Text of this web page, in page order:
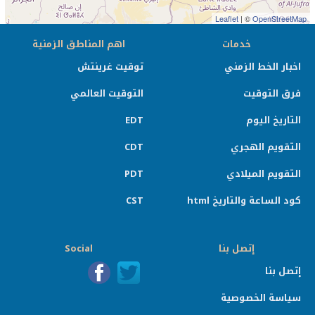
Leaflet | ©OpenStreetMap
خدمات
اخبار الخط الزمني
فرق التوقيت
التاريخ اليوم
التقويم الهجري
التقويم الميلادي
كود الساعة والتاريخ html
اهم المناطق الزمنية
توقيت غرينتش
التوقيت العالمي
EDT
CDT
PDT
CST
إتصل بنا
إتصل بنا
سياسة الخصوصية
Social